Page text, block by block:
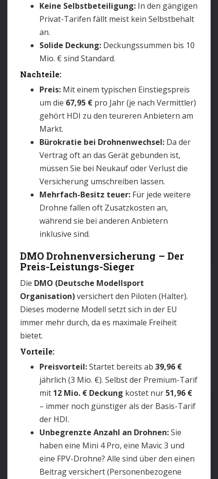
Keine Selbstbeteiligung: In den gängigen
Privat-Tarifen fällt meist kein Selbstbehalt
an.
Solide Deckung: Deckungssummen bis 10
Mio. € sind Standard.
Nachteile:
Preis: Mit einem typischen Einstiegspreis
um die 67,95 € pro Jahr (je nach Vermittler)
gehört HDI zu den teureren Anbietern am
Markt.
Bürokratie bei Drohnenwechsel: Da der
Vertrag oft an das Gerät gebunden ist,
müssen Sie bei Neukauf oder Verlust die
Versicherung umschreiben lassen.
Mehrfach-Besitz teuer: Für jede weitere
Drohne fallen oft Zusatzkosten an,
während sie bei anderen Anbietern
inklusive sind.
DMO Drohnenversicherung – Der
Preis-Leistungs-Sieger
Die DMO (Deutsche Modellsport
Organisation)versichert den Piloten (Halter).
Dieses moderne Modell setzt sich in der EU
immer mehr durch, da es maximale Freiheit
bietet.
Vorteile:
Preisvorteil:Startet bereits ab 39,96 €
jährlich (3 Mio. €). Selbst der Premium-Tarif
mit 12 Mio. € Deckung kostet nur 51,96 €
– immer noch günstiger als der Basis-Tarif
der HDI.
Unbegrenzte Anzahl an Drohnen:Sie
haben eine Mini 4 Pro, eine Mavic 3 und
eine FPV-Drohne? Alle sind über den einen
Beitrag versichert (Personenbezogene